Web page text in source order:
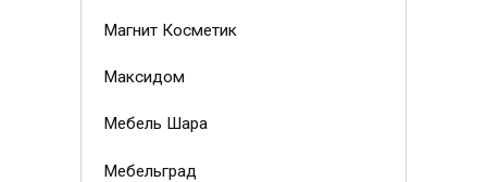
Магнит Косметик
Максидом
Мебель Шара
Мебельград